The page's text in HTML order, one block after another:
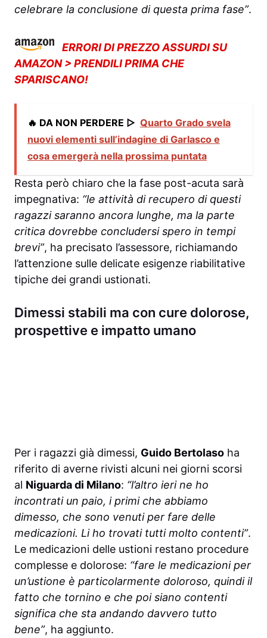
celebrare la conclusione di questa prima fase”.
ERRORI DI PREZZO ASSURDI SU
AMAZON > PRENDILI PRIMA CHE
SPARISCANO!
🔥 DA NON PERDERE ▷ Quarto Grado svela
nuovi elementi sull’indagine di Garlasco e
cosa emergerà nella prossima puntata
Resta però chiaro che la fase post-acuta sarà
impegnativa: “le attività di recupero di questi
ragazzi saranno ancora lunghe, ma la parte
critica dovrebbe concludersi spero in tempi
brevi”, ha precisato l’assessore, richiamando
l’attenzione sulle delicate esigenze riabilitative
tipiche dei grandi ustionati.
Dimessi stabili ma con cure dolorose,
prospettive e impatto umano
Per i ragazzi già dimessi, Guido Bertolaso ha
riferito di averne rivisti alcuni nei giorni scorsi
al Niguarda di Milano: “l’altro ieri ne ho
incontrati un paio, i primi che abbiamo
dimesso, che sono venuti per fare delle
medicazioni. Li ho trovati tutti molto contenti”.
Le medicazioni delle ustioni restano procedure
complesse e dolorose: “fare le medicazioni per
un’ustione è particolarmente doloroso, quindi il
fatto che tornino e che poi siano contenti
significa che sta andando davvero tutto
bene”, ha aggiunto.